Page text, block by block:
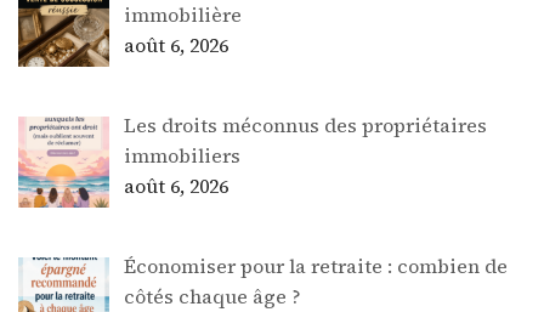
immobilière
août 6, 2026
Les droits méconnus des propriétaires
immobiliers
août 6, 2026
Économiser pour la retraite : combien de
côtés chaque âge ?